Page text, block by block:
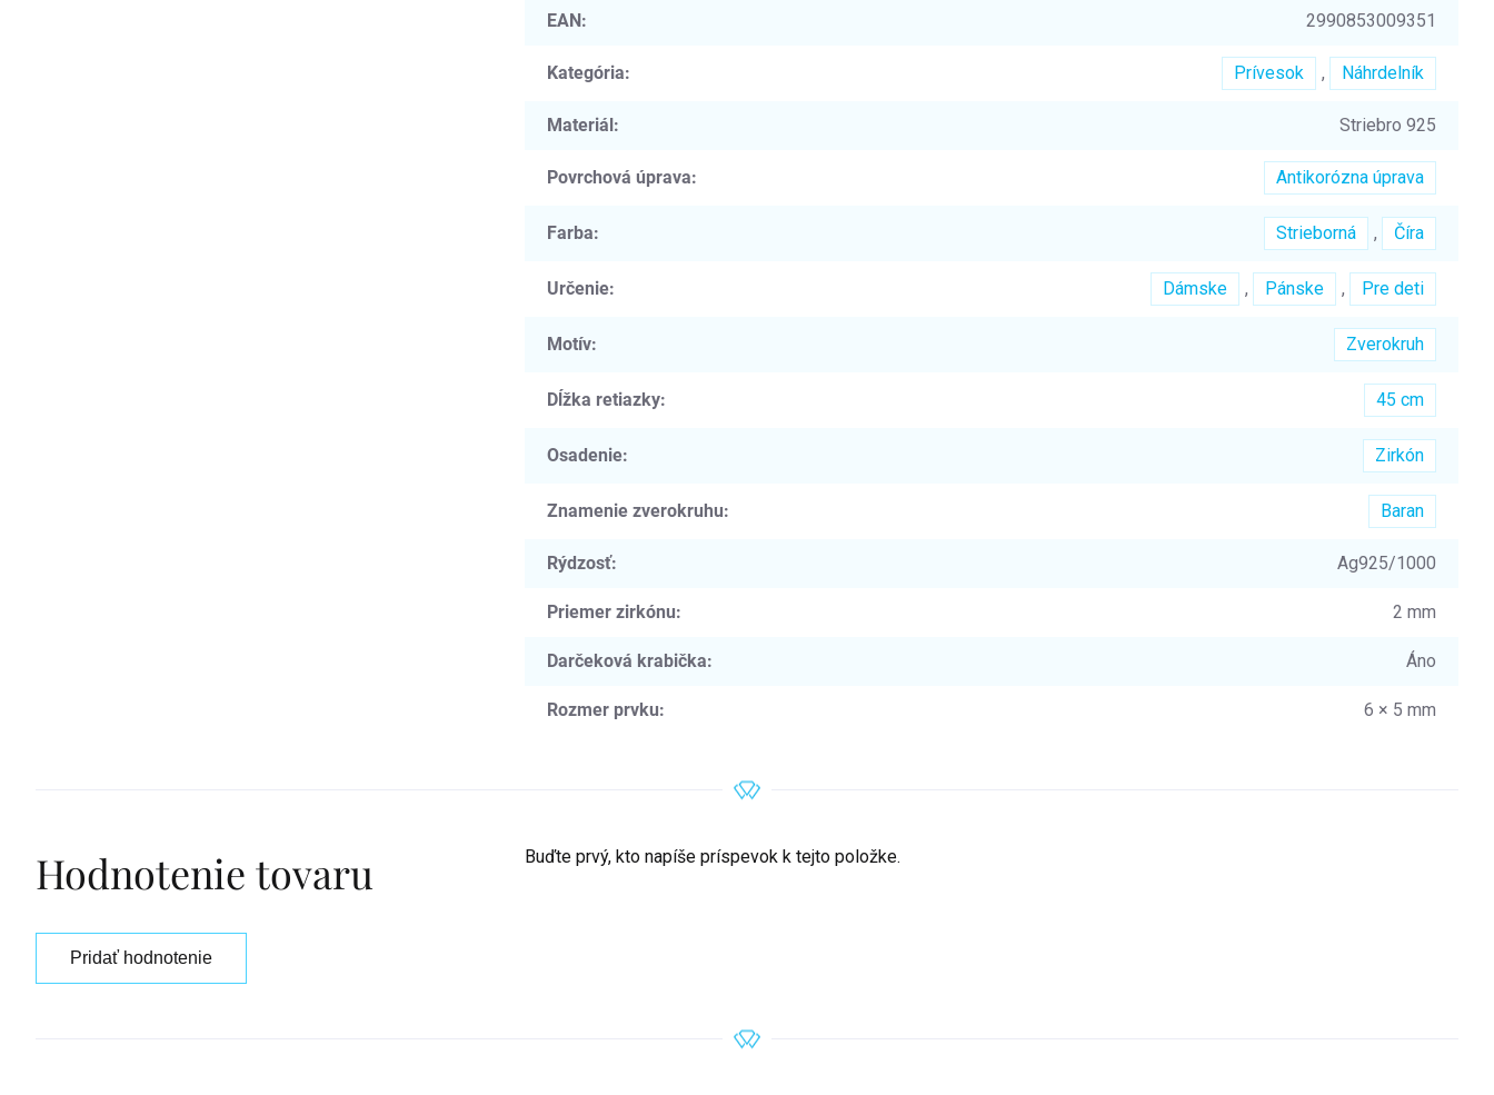
EAN: 2990853009351
Kategória: Prívesok , Náhrdelník
Materiál: Striebro 925
Povrchová úprava: Antikorózna úprava
Farba: Strieborná , Číra
Určenie: Dámske , Pánske , Pre deti
Motív: Zverokruh
Dĺžka retiazky: 45 cm
Osadenie: Zirkón
Znamenie zverokruhu: Baran
Rýdzosť: Ag925/1000
Priemer zirkónu: 2 mm
Darčeková krabička: Áno
Rozmer prvku: 6 × 5 mm
Hodnotenie tovaru Buďte prvý, kto napíše príspevok k tejto položke.
Pridať hodnotenie